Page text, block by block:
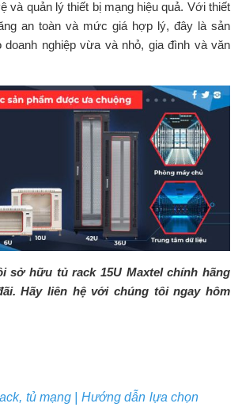
và quản lý thiết bị mạng hiệu quả. Với thiết
an toàn và mức giá hợp lý, đây là sản
nghiệp vừa và nhỏ, gia đình và văn
sở hữu tủ rack 15U Maxtel chính hãng
Hãy liên hệ với chúng tôi ngay hôm
tủ mạng | Hướng dẫn lựa chọn